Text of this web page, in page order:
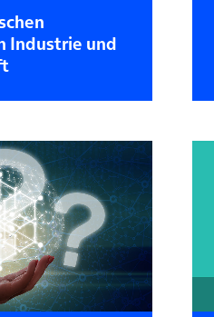
Industrie und